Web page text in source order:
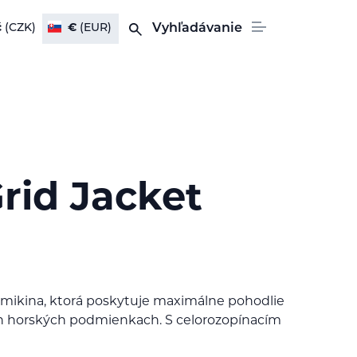
(CZK) € (EUR) Vyhľadávanie
Jacket
ktorá poskytuje maximálne pohodlie
horských podmienkach. S celorozopínacím